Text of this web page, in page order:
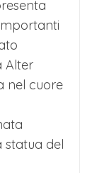
Alter
nel cuore
statua del